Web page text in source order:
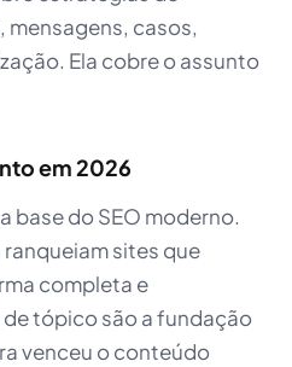
casos,
Ela cobre o assunto
em 2026
base do SEO moderno.
sites que
completa e
tópico são a fundação
venceu o conteúdo